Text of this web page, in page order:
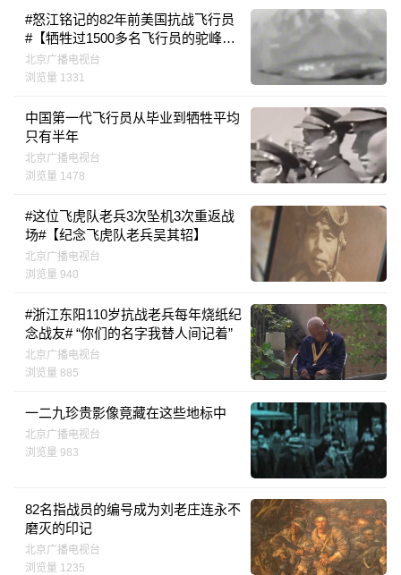
#怒江铭记的82年前美国抗战飞行员
#【牺牲过1500多名飞行员的驼峰航
线】
北京广播电视台
浏览量 1331
中国第一代飞行员从毕业到牺牲平均
只有半年
北京广播电视台
浏览量 1478
#这位飞虎队老兵3次坠机3次重返战
场#【纪念飞虎队老兵吴其轺】
北京广播电视台
浏览量 940
#浙江东阳110岁抗战老兵每年烧纸纪
念战友# “你们的名字我替人间记着”
北京广播电视台
浏览量 885
一二九珍贵影像竟藏在这些地标中
北京广播电视台
浏览量 983
82名指战员的编号成为刘老庄连永不
磨灭的印记
北京广播电视台
浏览量 1235